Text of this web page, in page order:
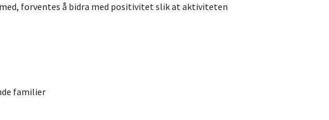
forventes å bidra med positivitet slik at aktiviteten
familier